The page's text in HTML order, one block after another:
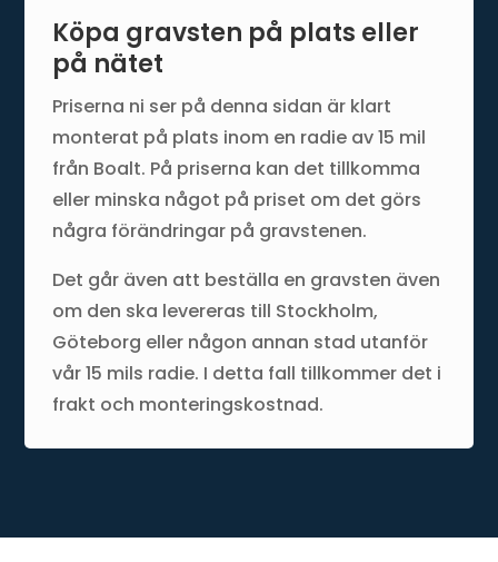
Köpa gravsten på plats eller
på nätet
Priserna ni ser på denna sidan är klart
monterat på plats inom en radie av 15 mil
från Boalt. På priserna kan det tillkomma
eller minska något på priset om det görs
några förändringar på gravstenen.
Det går även att beställa en gravsten även
om den ska levereras till Stockholm,
Göteborg eller någon annan stad utanför
vår 15 mils radie. I detta fall tillkommer det i
frakt och monteringskostnad.